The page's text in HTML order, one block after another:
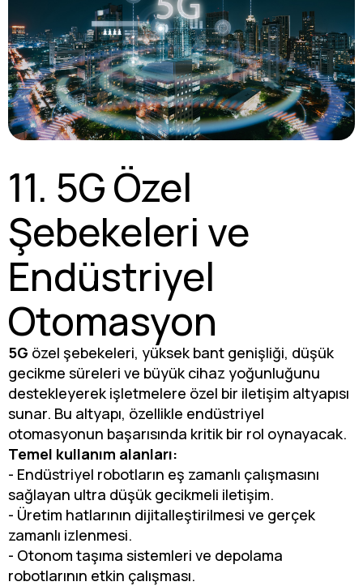
11. 5G Özel
Şebekeleri ve
Endüstriyel
Otomasyon
5G özel şebekeleri, yüksek bant genişliği, düşük
gecikme süreleri ve büyük cihaz yoğunluğunu
destekleyerek işletmelere özel bir iletişim altyapısı
sunar. Bu altyapı, özellikle endüstriyel
otomasyonun başarısında kritik bir rol oynayacak.
Temel kullanım alanları:
- Endüstriyel robotların eş zamanlı çalışmasını
sağlayan ultra düşük gecikmeli iletişim.
- Üretim hatlarının dijitalleştirilmesi ve gerçek
zamanlı izlenmesi.
- Otonom taşıma sistemleri ve depolama
robotlarının etkin çalışması.